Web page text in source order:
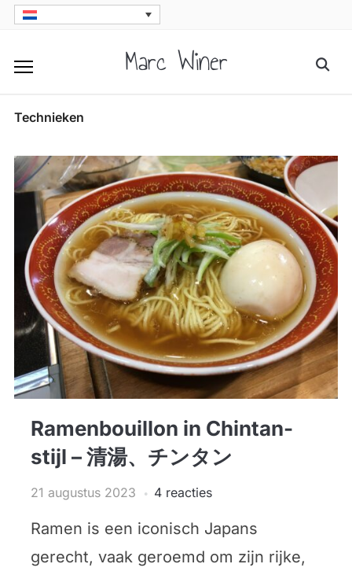
Skip
content
Marc Winer
Technieken
Ramenbouillon in Chintan-
stijl – 清湯、チンタン
21 augustus 2023 4 reacties
Ramen is een iconisch Japans
gerecht, vaak geroemd om zijn rijke,